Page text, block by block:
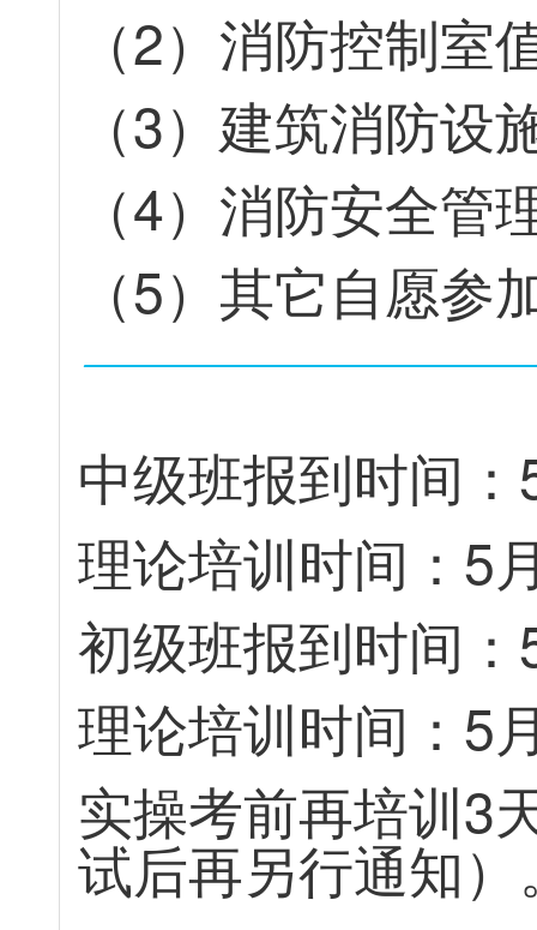
（2） 消防控制室
（3） 建筑消防设
（4） 消防安全管
（5） 其它自愿参
中级班报到时间 ：
理论培训时间 ： 5
初级班报到时间 ：
理论培训时间 ： 5
实操考前再培训3
试后再另行通知）